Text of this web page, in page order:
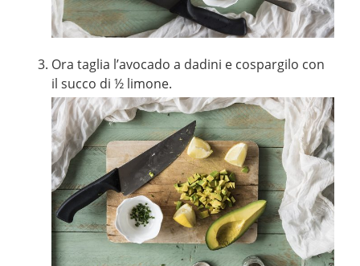
Ora taglia l’avocado a dadini e cospargilo con
il succo di ½ limone.